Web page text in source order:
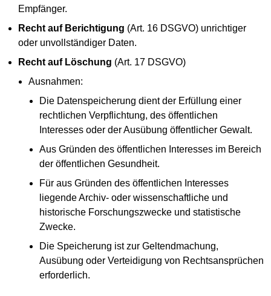
Empfänger.
Recht auf Berichtigung (Art. 16 DSGVO) unrichtiger
oder unvollständiger Daten.
Recht auf Löschung (Art. 17 DSGVO)
Ausnahmen:
Die Datenspeicherung dient der Erfüllung einer
rechtlichen Verpflichtung, des öffentlichen
Interesses oder der Ausübung öffentlicher Gewalt.
Aus Gründen des öffentlichen Interesses im Bereich
der öffentlichen Gesundheit.
Für aus Gründen des öffentlichen Interesses
liegende Archiv- oder wissenschaftliche und
historische Forschungszwecke und statistische
Zwecke.
Die Speicherung ist zur Geltendmachung,
Ausübung oder Verteidigung von Rechtsansprüchen
erforderlich.